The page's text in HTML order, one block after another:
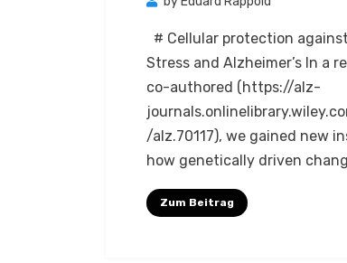
# Cellular protection
Stress and Alzheimer’s In a
co-authored (https://alz-
/alz.70117), we gained new
how genetically driven
Zum Beitrag